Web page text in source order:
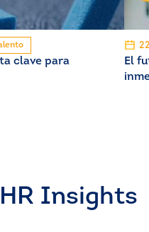
clave para
El
Insights